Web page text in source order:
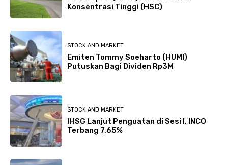
Konsentrasi Tinggi (HSC)
STOCK AND MARKET
Emiten Tommy Soeharto (HUMI)
Putuskan Bagi Dividen Rp3M
STOCK AND MARKET
IHSG Lanjut Penguatan di Sesi I, INCO
Terbang 7,65%